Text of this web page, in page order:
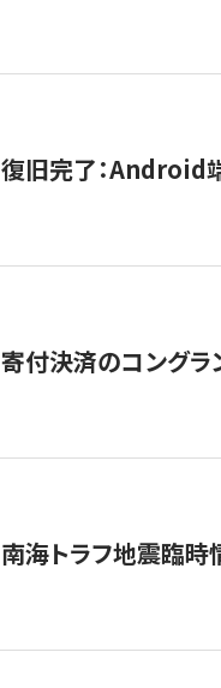
復旧完了：Android
寄付決済のコングラ
南海トラフ地震臨時